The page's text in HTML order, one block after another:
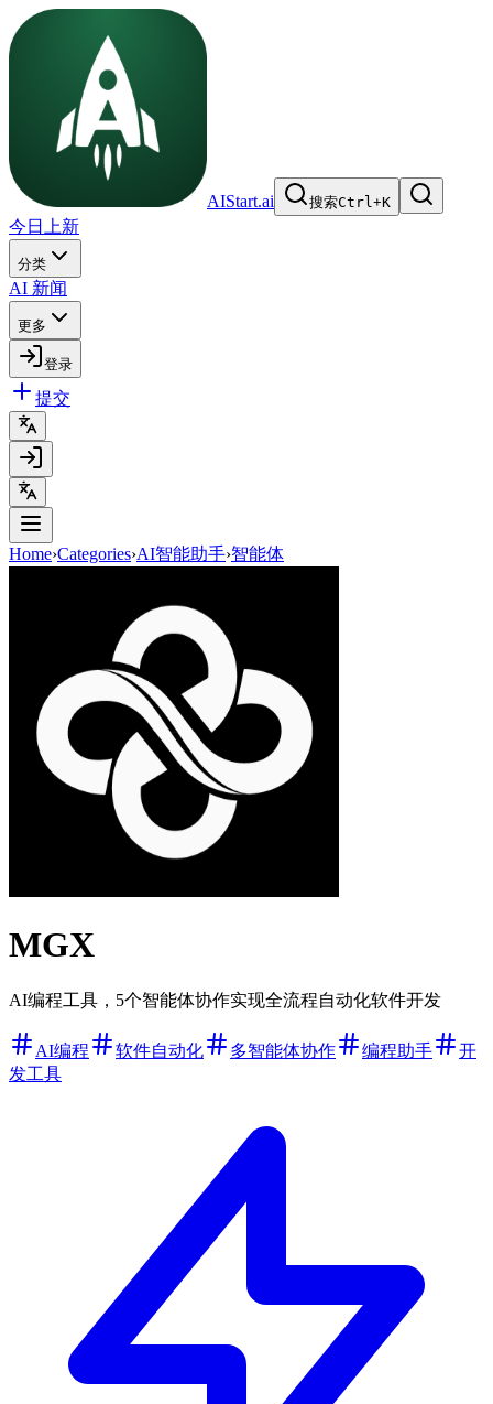
AIStart.ai 搜索Ctrl+K
今日上新
分类
AI 新闻
更多
登录
提交
Home›Categories›AI智能助手›智能体
MGX
AI编程工具，5个智能体协作实现全流程自动化软件开发
AI编程 软件自动化 多智能体协作 编程助手
开
发工具